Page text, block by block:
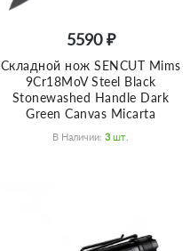
5590 ₽
Складной нож SENCUT Mims
9Cr18MoV Steel Black
Stonewashed Handle Dark
Green Canvas Micarta
В Наличии: 3 Шт.